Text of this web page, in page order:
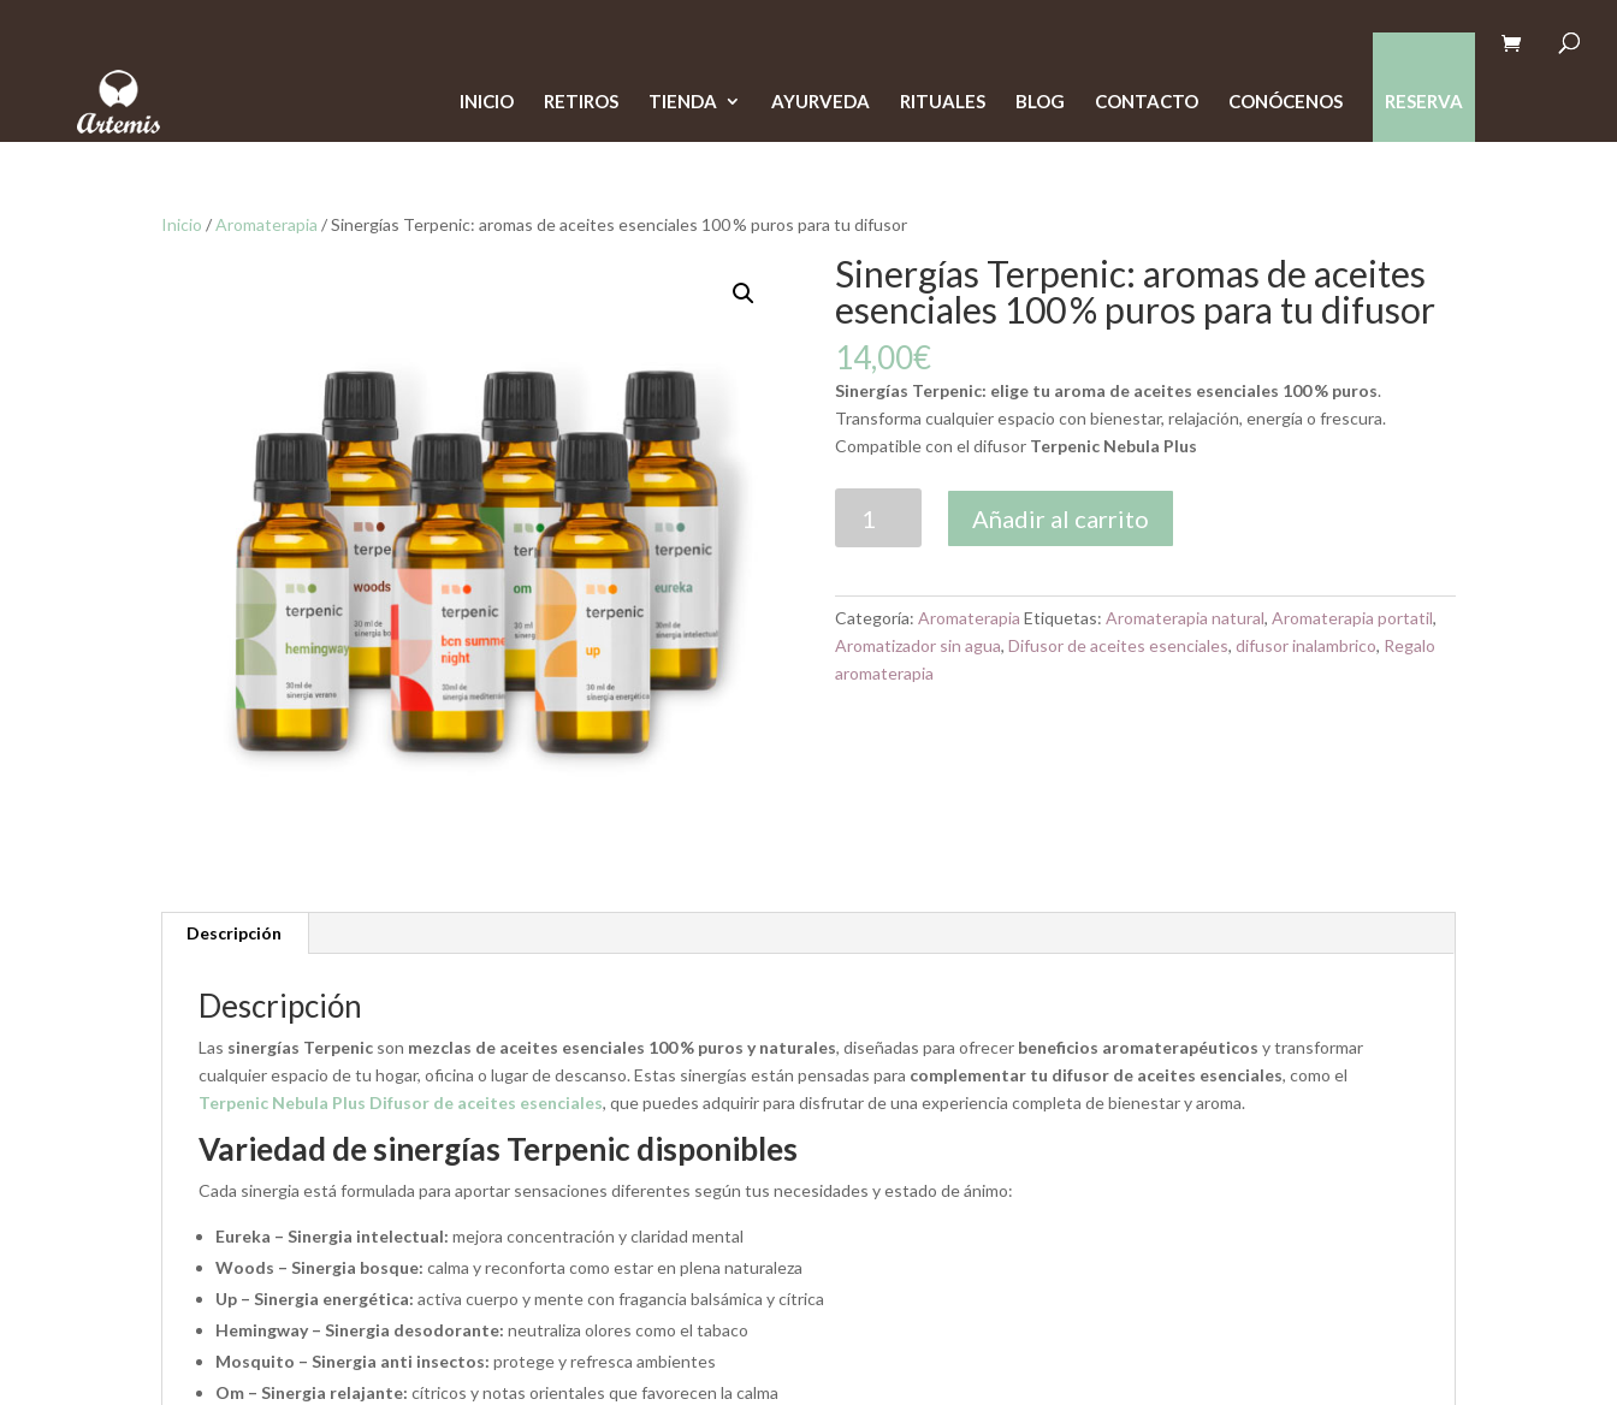
INICIO RETIROS TIENDA AYURVEDA RITUALES BLOG CONTACTO CONÓCENOS RESERVA
Inicio /Aromaterapia / Sinergías Terpenic: aromas de aceites esenciales 100 % puros para tu difusor
Sinergías Terpenic: aromas de aceites
esenciales 100 % puros para tu difusor
14,00€
Sinergías Terpenic: elige tu aroma de aceites esenciales 100 % puros.
Transforma cualquier espacio con bienestar, relajación, energía o frescura.
Compatible con el difusor Terpenic Nebula Plus
Terpenic:
aceites
esenciales
100 %
Añadir al carrito
Categoría: Aromaterapia Etiquetas: Aromaterapia natural, Aromaterapia portatil,
Aromatizador sin agua, Difusor de aceites esenciales, difusor inalambrico, Regalo
aromaterapia
Descripción
Descripción
Las sinergías Terpenic son mezclas de aceites esenciales 100 % puros y naturales, diseñadas para ofrecer beneficios aromaterapéuticos y transformar
cualquier espacio de tu hogar, oficina o lugar de descanso. Estas sinergías están pensadas para complementar tu difusor de aceites esenciales, como el
Terpenic Nebula Plus Difusor de aceites esenciales, que puedes adquirir para disfrutar de una experiencia completa de bienestar y aroma.
Variedad de sinergías Terpenic disponibles
Cada sinergia está formulada para aportar sensaciones diferentes según tus necesidades y estado de ánimo:
Eureka – Sinergia intelectual: mejora concentración y claridad mental
Woods – Sinergia bosque: calma y reconforta como estar en plena naturaleza
Up – Sinergia energética: activa cuerpo y mente con fragancia balsámica y cítrica
Hemingway – Sinergia desodorante: neutraliza olores como el tabaco
Mosquito – Sinergia anti insectos: protege y refresca ambientes
Om – Sinergia relajante: cítricos y notas orientales que favorecen la calma